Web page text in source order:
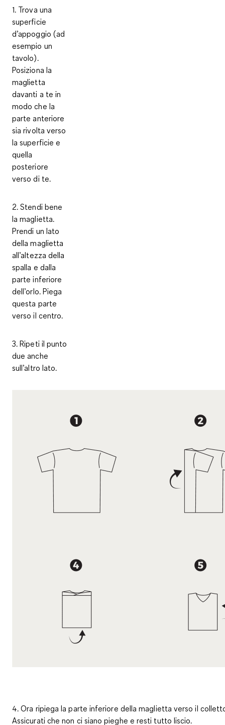
1. Trova una
superficie
d’appoggio (ad
esempio un
tavolo).
Posiziona la
maglietta
davanti a te in
modo che la
parte anteriore
sia rivolta verso
la superficie e
quella
posteriore
verso di te.
2. Stendi bene
la maglietta.
Prendi un lato
della maglietta
all’altezza della
spalla e dalla
parte inferiore
dell’orlo. Piega
questa parte
verso il centro.
3. Ripeti il punto
due anche
sull’altro lato.
4. Ora ripiega la parte inferiore della maglietta verso il
Assicurati che non ci siano pieghe e resti tutto liscio.